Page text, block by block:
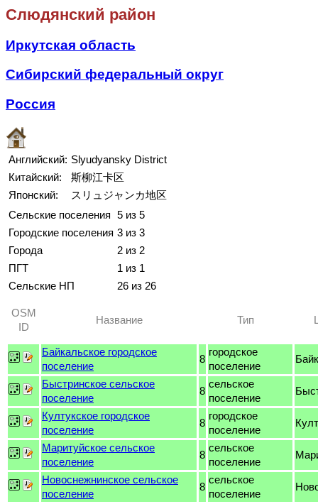
Слюдянский район
Иркутская область
Сибирский федеральный округ
Россия
Английский: Slyudyansky District
Китайский:
斯柳江卡区
Японский:
スリュジャンカ地区
Сельские поселения 5 из 5
Городские поселения 3 из 3
Города
2 из 2
ПГТ
1 из 1
Сельские НП
26 из 26
OSM
ID
Название Тип
Байкальское городское
поселение
8
городское
поселение
Быстринское сельское
поселение
8
сельское
поселение
Култукское городское
поселение
8
городское
поселение
Маритуйское сельское
поселение
8
сельское
поселение
Новоснежнинское сельское
поселение
8
сельское
поселение